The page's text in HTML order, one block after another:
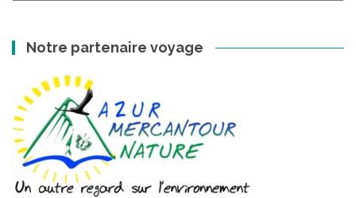
Notre partenaire voyage